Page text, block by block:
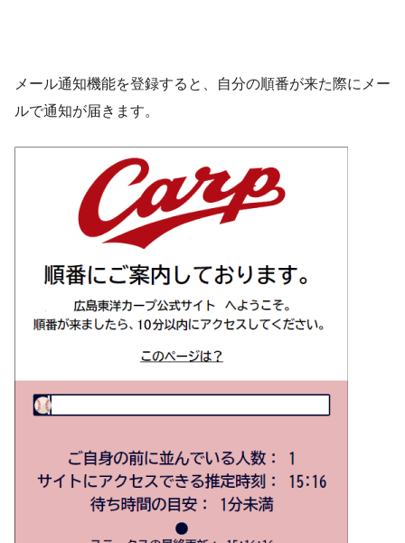
メール通知機能を登録すると、自分の順番が来た際にメー
ルで通知が届きます。